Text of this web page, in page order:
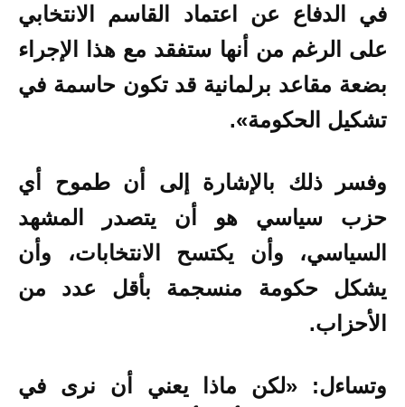
في الدفاع عن اعتماد القاسم الانتخابي
على الرغم من أنها ستفقد مع هذا الإجراء
بضعة مقاعد برلمانية قد تكون حاسمة في
تشكيل الحكومة».
وفسر ذلك بالإشارة إلى أن طموح أي
حزب سياسي هو أن يتصدر المشهد
السياسي، وأن يكتسح الانتخابات، وأن
يشكل حكومة منسجمة بأقل عدد من
الأحزاب.
وتساءل: «لكن ماذا يعني أن نرى في